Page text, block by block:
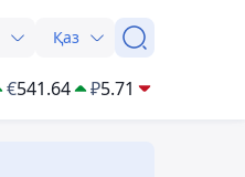
Қаз
€541.64 ₽5.71